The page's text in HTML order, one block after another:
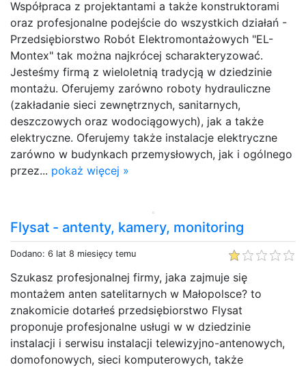
Współpraca z projektantami a także konstruktorami
oraz profesjonalne podejście do wszystkich działań -
Przedsiębiorstwo Robót Elektromontażowych "EL-
Montex" tak można najkrócej scharakteryzować.
Jesteśmy firmą z wieloletnią tradycją w dziedzinie
montażu. Oferujemy zarówno roboty hydrauliczne
(zakładanie sieci zewnętrznych, sanitarnych,
deszczowych oraz wodociągowych), jak a także
elektryczne. Oferujemy także instalacje elektryczne
zarówno w budynkach przemysłowych, jak i ogólnego
przez... pokaż więcej »
Flysat - antenty, kamery, monitoring
Dodano: 6 lat 8 miesięcy temu
Szukasz profesjonalnej firmy, jaka zajmuje się
montażem anten satelitarnych w Małopolsce? to
znakomicie dotarłeś przedsiębiorstwo Flysat
proponuje profesjonalne usługi w w dziedzinie
instalacji i serwisu instalacji telewizyjno-antenowych,
domofonowych, sieci komputerowych, także